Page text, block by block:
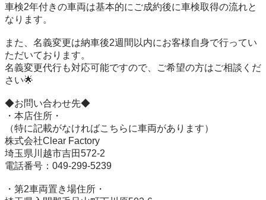
車検2年付きの車両は基本的にご成約後に車検取得の流れと
なります。
また、名義変更は納車後2週間以内にお客様自身で行ってい
ただいております。
名義変更代行も対応可能ですので、ご希望の方はご相談くだ
さい🌟
◆お問い合わせ先◆
・本店住所・
（特に記載がなければこちらに車両があります）
株式会社Clear Factory
埼玉県川越市吉田572-2
電話番号：049-299-5239
・第2車両置き場住所・